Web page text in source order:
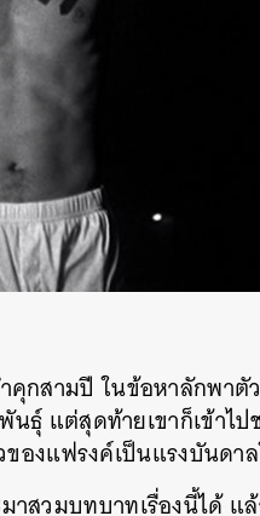
กสามปี ในข้อหาลักพาตั
ธุ์ แต่สุดท้ายเขาก็เข้าไป
องแฟรงค์เป็นแรงบันดา
สวมบทบาทเรื่องนี้ได้ แ